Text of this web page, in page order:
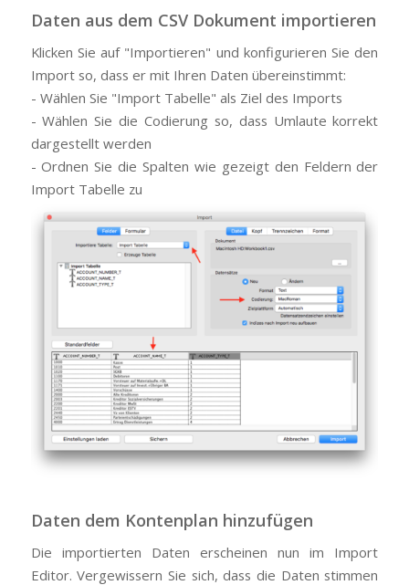
Daten aus dem CSV Dokument importieren
Klicken Sie auf "Importieren" und konfigurieren Sie den
Import so, dass er mit Ihren Daten übereinstimmt:
- Wählen Sie "Import Tabelle" als Ziel des Imports
- Wählen Sie die Codierung so, dass Umlaute korrekt
dargestellt werden
- Ordnen Sie die Spalten wie gezeigt den Feldern der
Import Tabelle zu
Daten dem Kontenplan hinzufügen
Die importierten Daten erscheinen nun im Import
Editor. Vergewissern Sie sich, dass die Daten stimmen